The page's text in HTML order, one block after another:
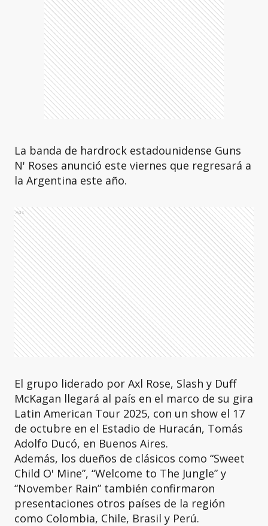
La banda de hardrock estadounidense Guns
N' Roses anunció este viernes que regresará a
la Argentina este año.
Ads
El grupo liderado por Axl Rose, Slash y Duff
McKagan llegará al país en el marco de su gira
Latin American Tour 2025, con un show el 17
de octubre en el Estadio de Huracán, Tomás
Adolfo Ducó, en Buenos Aires.
Además, los dueños de clásicos como “Sweet
Child O' Mine”, “Welcome to The Jungle” y
“November Rain” también confirmaron
presentaciones otros países de la región
como Colombia, Chile, Brasil y Perú.